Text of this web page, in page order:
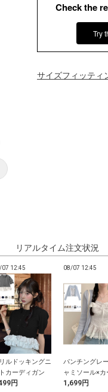
Check the
Try
サイズフィッティ
リアルタイム注文状況
07 12:45
ルドッキングニ
カーディガン
円
08/07 12:45
パンチングレ
ャミソール×カ
ィガンアンサン
1,699円